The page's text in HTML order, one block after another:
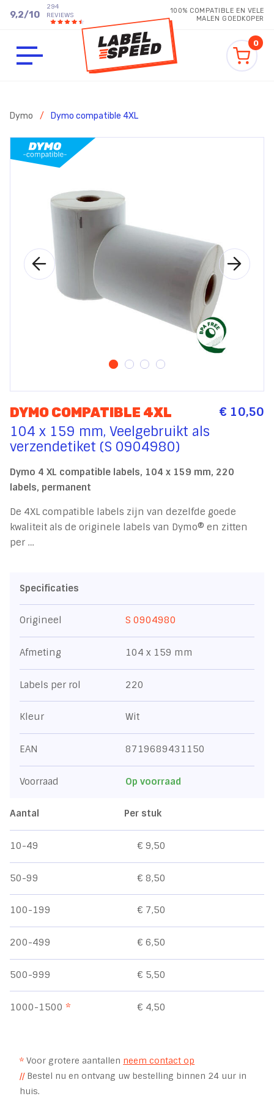
9,2/10
294
REVIEWS
100% COMPATIBLE EN VELE
MALEN GOEDKOPER
0
Dymo / Dymo compatible 4XL
DYMO COMPATIBLE 4XL € 10,50
104 x 159 mm, Veelgebruikt als
verzendetiket (S 0904980)
Dymo 4 XL compatible labels, 104 x 159 mm, 220
labels, permanent
De 4XL compatible labels zijn van dezelfde goede
kwaliteit als de originele labels van Dymo® en zitten
per …
Specificaties
Origineel S 0904980
Afmeting 104 x 159 mm
Labels per rol 220
Kleur Wit
EAN 8719689431150
Voorraad Op voorraad
Aantal Per stuk
10-49 € 9,50
50-99 € 8,50
100-199 € 7,50
200-499 € 6,50
500-999 € 5,50
1000-1500* € 4,50
* Voor grotere aantallen neem contact op
//Bestel nu en ontvang uw bestelling binnen 24 uur in
huis.